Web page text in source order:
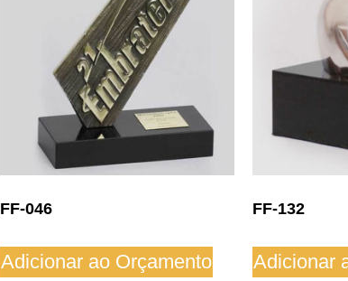
FF-046
Adicionar ao Orçamento
FF-132
Adicionar